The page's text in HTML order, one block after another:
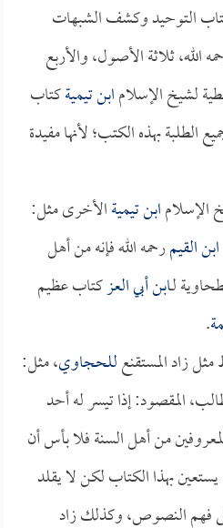
التوحيد وكشف الشبهات
الله، ثلاثة الأصول، والأربع
لشيخ الإسلامابن تيميةكتاب
الطلبة بهذه الكتب؛ لأنها مفيدة
ابن تيميةالأخرى مثل:
ابن القيمرحمه الله فإنه من أهل
لـابن أبي العزكتاب عظيم
.
مثل زاد المستقنعللحجاوي، مثل:
المقصود: إذا تيسر له أحد
من أهل السنة فلا بأس أن
بهذا الكتاب لكن لا يقلد
فهم النصوص، وكذلك زاد